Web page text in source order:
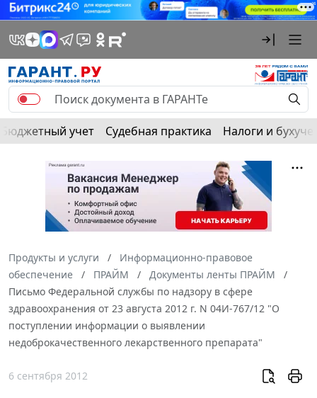
Бюджетный учет Судебная практика Налоги и
Продукты и услуги
Информационно-правовое
обеспечение
ПРАЙМ
Документы ленты ПРАЙМ
Письмо Федеральной службы по надзору в сфере
здравоохранения от 23 августа 2012 г. N 04И-767/12 "О
поступлении информации о выявлении
недоброкачественного лекарственного препарата"
6 сентября 2012